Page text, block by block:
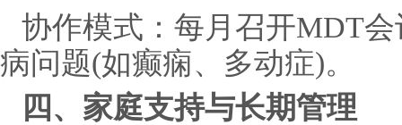
协作模式：每月召开MDT
病问题(如癫痫、多动症)。
四、家庭支持与长期管理